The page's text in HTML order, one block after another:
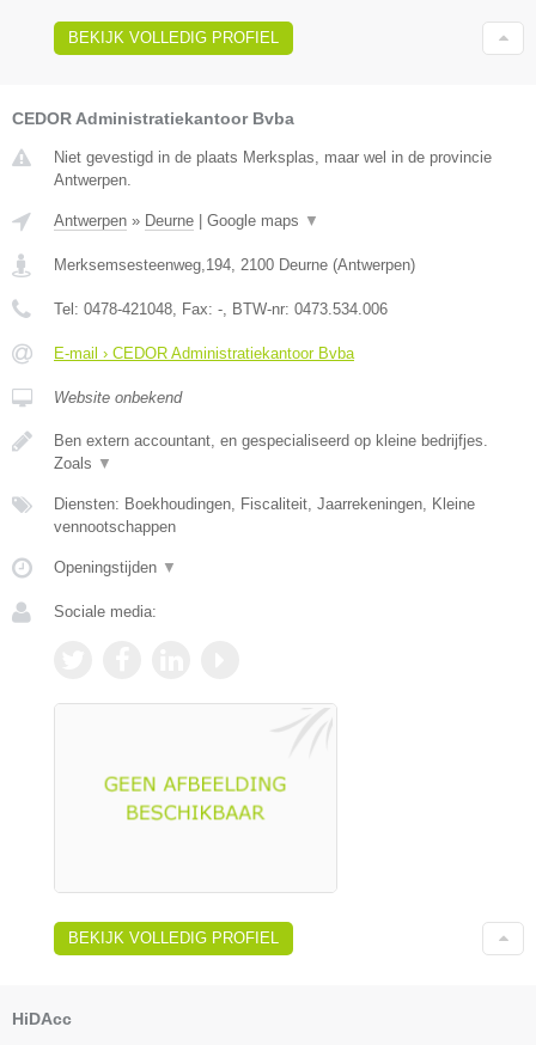
BEKIJK VOLLEDIG PROFIEL
CEDOR Administratiekantoor Bvba
Niet gevestigd in de plaats Merksplas, maar wel in de provincie
Antwerpen.
Antwerpen » Deurne Google maps ▼
Merksemsesteenweg,194 2100 Deurne (Antwerpen)
Tel: 0478-421048 , Fax: - , BTW-nr: 0473.534.006
E-mail › CEDOR Administratiekantoor Bvba
Website onbekend
Ben extern accountant, en gespecialiseerd op kleine bedrijfjes.
Zoals ▼
Diensten: Boekhoudingen, Fiscaliteit, Jaarrekeningen, Kleine
vennootschappen
Openingstijden ▼
Sociale media:
BEKIJK VOLLEDIG PROFIEL
HiDAcc